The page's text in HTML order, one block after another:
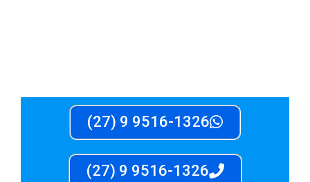
(27) 9 9516-1326
(27) 9 9516-1326